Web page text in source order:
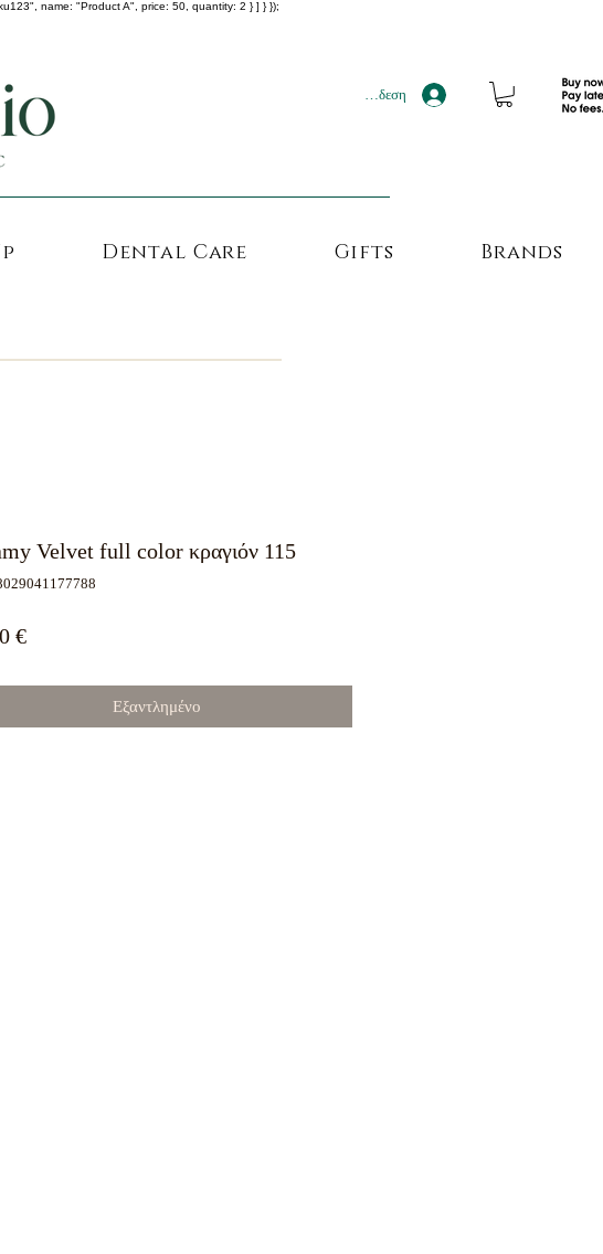
name: "Product A", price: 50, quantity: 2 } ] } });
Σύνδεση
Dental Care Gifts Brands
Velvet full color κραγιόν 115
€Τιμή
Εξαντλημένο